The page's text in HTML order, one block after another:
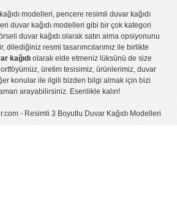
modelleri ,pencere resimli duvar kağıdı
duvar kağıdı modelleri gibi bir çok kategori
duvar kağıdı olarak satın alma opsiyonunu
dilediğiniz resmi tasarımcılarımız ile birlikte
kağıdıolarak elde etmeniz lüksünü de size
üretim tesisimiz, ürünlerimiz, duvar
konular ile ilgili bizden bilgi almak için bizi
arayabilirsiniz. Esenlikle kalın!
- Resimli 3 Boyutlu Duvar Kağıdı Modelleri